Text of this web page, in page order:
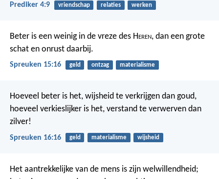
Prediker 4:9 vriendschap relaties werken
Beter is een weinig in de vreze des Heren, dan een grote
schat en onrust daarbij.
Spreuken 15:16 geld ontzag materialisme
Hoeveel beter is het, wijsheid te verkrijgen dan goud,
hoeveel verkieslijker is het, verstand te verwerven dan
zilver!
Spreuken 16:16 geld materialisme wijsheid
Het aantrekkelijke van de mens is zijn welwillendheid;